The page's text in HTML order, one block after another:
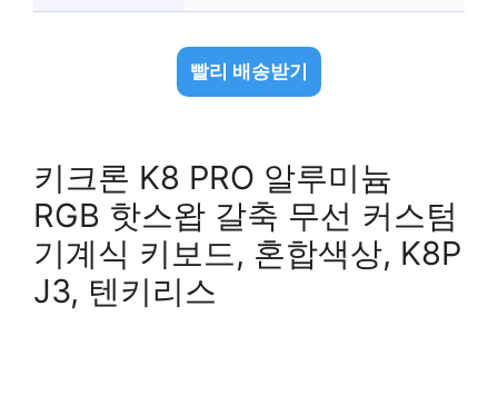
빨리 배송받기
키크론 K8 PRO 알루미늄
RGB 핫스왑 갈축 무선 커스텀
기계식 키보드, 혼합색상, K8P
J3, 텐키리스